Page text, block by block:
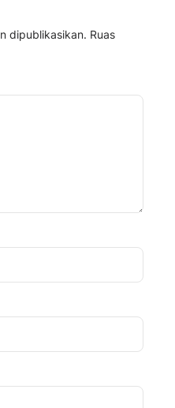
dipublikasikan. Ruas